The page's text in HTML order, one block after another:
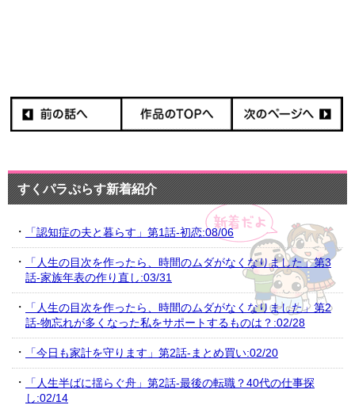
すくパラぷらす新着紹介
「認知症の夫と暮らす」第1話-初恋:08/06
「人生の目次を作ったら、時間のムダがなくなりました」第3
話-家族年表の作り直し:03/31
「人生の目次を作ったら、時間のムダがなくなりました」第2
話-物忘れが多くなった私をサポートするものは？:02/28
「今日も家計を守ります」第2話-まとめ買い:02/20
「人生半ばに揺らぐ舟」第2話-最後の転職？40代の仕事探
し:02/14